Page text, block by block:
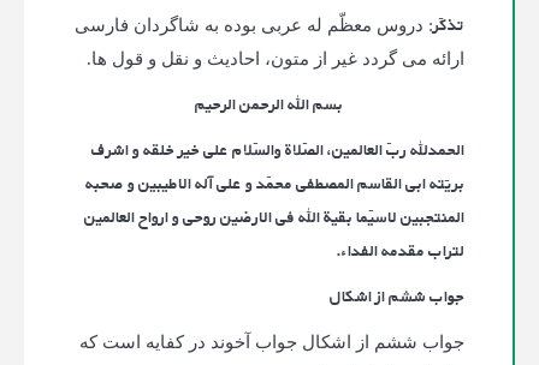
تذکّر: دروس معظّم له عربی بوده به شاگردان فارسی
ارائه می گردد غیر از متون، احادیث و نقل و قول ها.
بسم الله الرحمن الرحیم
الحمدلله ربّ العالمین، الصّلاة والسّلام علی خیر خلقه و اشرف
بریّته ابی القاسم المصطفی محمّد و علی آله الاطیبین و صحبه
المنتجبین لاسیّما بقیة الله فی الارضین روحی و ارواح العالمین
لتراب مقدمه الفداء.
جواب ششم از اشکال
جواب ششم از اشکال جواب آخوند در کفایه است که